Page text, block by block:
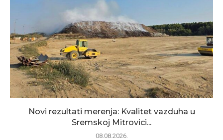
Novi rezultati merenja: Kvalitet vazduha u
Sremskoj Mitrovici...
08.08.2026.